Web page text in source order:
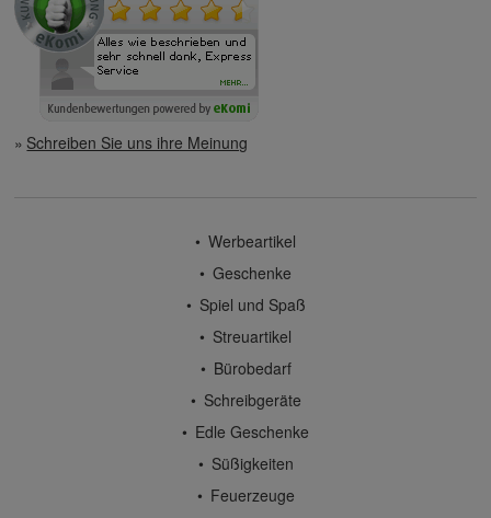
Schreiben Sie uns ihre Meinung
Werbeartikel
Geschenke
Spiel und Spaß
Streuartikel
Bürobedarf
Schreibgeräte
Edle Geschenke
Süßigkeiten
Feuerzeuge